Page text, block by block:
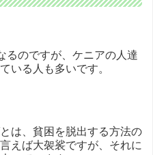
るのですが、ケニアの人達
いる人も多いです。
は、貧困を脱出する方法の
えば大袈裟ですが、それに